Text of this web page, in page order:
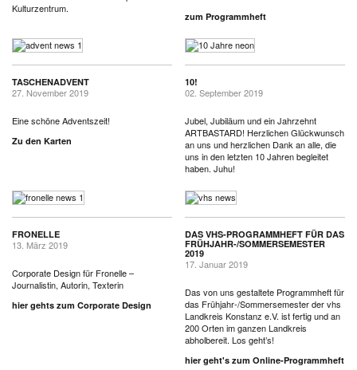
Kulturzentrum.
zum Programmheft
TASCHENADVENT
27. November 2019
Eine schöne Adventszeit!
Zu den Karten
10!
02. September 2019
Jubel, Jubiläum und ein Jahrzehnt
ARTBASTARD! Herzlichen Glückwunsch
an uns und herzlichen Dank an alle, die
uns in den letzten 10 Jahren begleitet
haben. Juhu!
FRONELLE
13. März 2019
Corporate Design für Fronelle –
Journalistin, Autorin, Texterin
hier gehts zum Corporate Design
DAS VHS-PROGRAMMHEFT FÜR DAS
FRÜHJAHR-/SOMMERSEMESTER
2019
17. Januar 2019
Das von uns gestaltete Programmheft für
das Frühjahr-/Sommersemester der vhs
Landkreis Konstanz e.V. ist fertig und an
200 Orten im ganzen Landkreis
abholbereit. Los geht’s!
hier geht's zum Online-Programmheft